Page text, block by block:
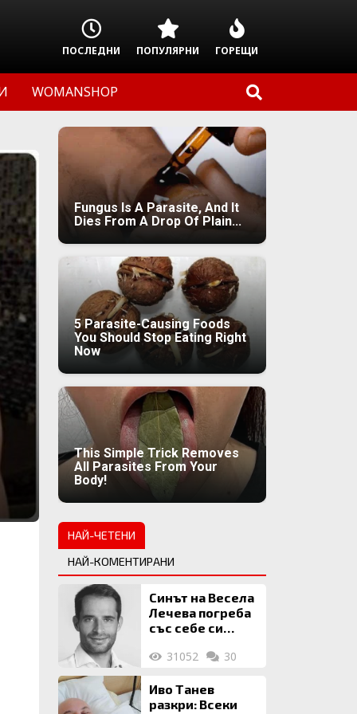
ПОСЛЕДНИ ПОПУЛЯРНИ ГОРЕЩИ
WOMANSHOP
Fungus Is A Parasite, And It
Dies From A Drop Of Plain...
5 Parasite-Causing Foods
You Should Stop Eating Right
Now
This Simple Trick Removes
All Parasites From Your
Body!
НАЙ-ЧЕТЕНИ
НАЙ-КОМЕНТИРАНИ
Синът на Весела
Лечева погреба
със себе си
млн. евро
31052 30
Иво Танев
разкри: Всеки